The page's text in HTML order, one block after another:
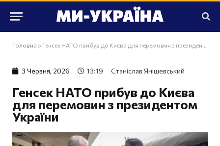
Головна » Генсек НАТО прибув до Києва для перемовин з президентом України
3 Червня, 2026 13:19 Станіслав Янішевський
Генсек НАТО прибув до Києва
для перемовин з президентом
України